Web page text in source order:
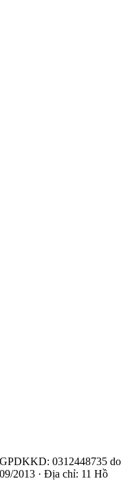
0312448735 do
2013 · Địa chỉ: 11 Hồ